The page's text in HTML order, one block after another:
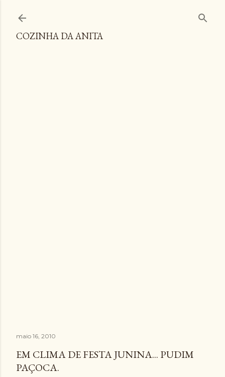
COZINHA DA ANITA
maio 16, 2010
EM CLIMA DE FESTA JUNINA... PUDIM
PAÇOCA.